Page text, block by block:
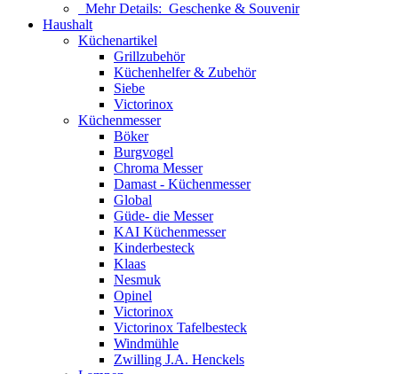
Mehr Details: Geschenke & Souvenir
Haushalt
Küchenartikel
Grillzubehör
Küchenhelfer & Zubehör
Siebe
Victorinox
Küchenmesser
Böker
Burgvogel
Chroma Messer
Damast - Küchenmesser
Global
Güde- die Messer
KAI Küchenmesser
Kinderbesteck
Klaas
Nesmuk
Opinel
Victorinox
Victorinox Tafelbesteck
Windmühle
Zwilling J.A. Henckels